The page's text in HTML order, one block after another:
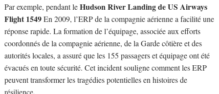
Par exemple, pendant leHudson River Landing de US Airways
Flight 1549En 2009, l’ERP de la compagnie aérienne a facilité une
réponse rapide. La formation de l’équipage, associée aux efforts
coordonnés de la compagnie aérienne, de la Garde côtière et des
autorités locales, a assuré que les 155 passagers et équipage ont été
évacués en toute sécurité. Cet incident souligne comment les ERP
peuvent transformer les tragédies potentielles en histoires de
résilience.